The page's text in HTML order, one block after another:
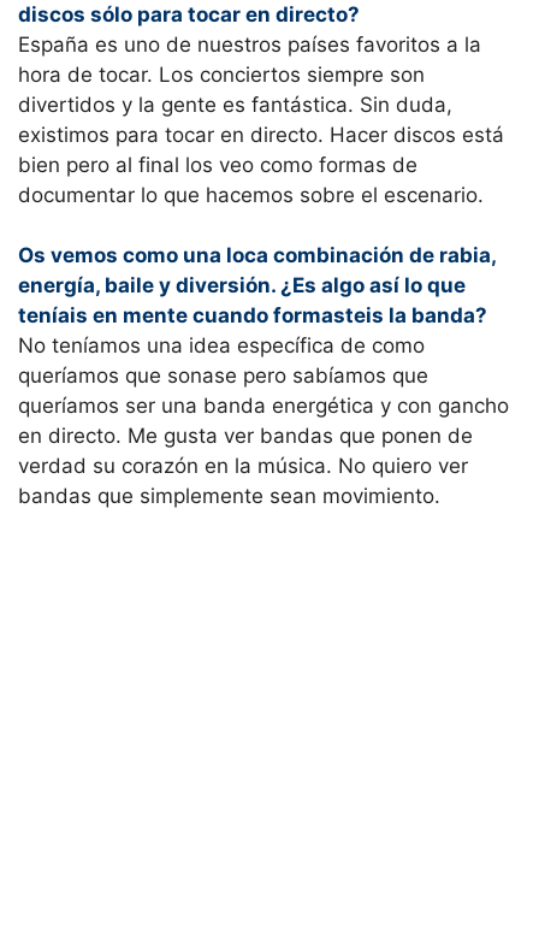
discos sólo para tocar en directo?
España es uno de nuestros países favoritos a la
hora de tocar. Los conciertos siempre son
divertidos y la gente es fantástica. Sin duda,
existimos para tocar en directo. Hacer discos está
bien pero al final los veo como formas de
documentar lo que hacemos sobre el escenario.
Os vemos como una loca combinación de rabia,
energía, baile y diversión. ¿Es algo así lo que
teníais en mente cuando formasteis la banda?
No teníamos una idea específica de como
queríamos que sonase pero sabíamos que
queríamos ser una banda energética y con gancho
en directo. Me gusta ver bandas que ponen de
verdad su corazón en la música. No quiero ver
bandas que simplemente sean movimiento.